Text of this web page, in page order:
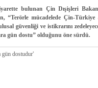
bulunan Çin Dışişleri
“Terörle mücadelede Çin-
güvenliği ve istikrarını
gün dostu” olduğunu öne sürdü.